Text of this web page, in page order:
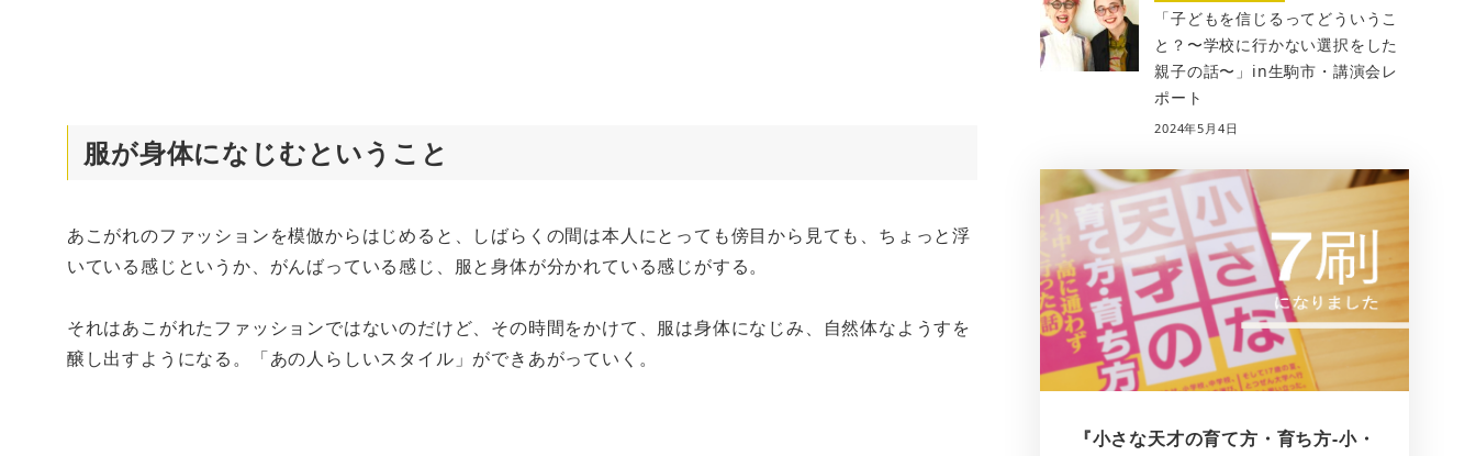
服が身体になじむということ
あこがれのファッションを模倣からはじめると、しばらくの間は本人にとっても傍目から見ても、ちょっと浮
いている感じというか、がんばっている感じ、服と身体が分かれている感じがする。
それはあこがれたファッションではないのだけど、その時間をかけて、服は身体になじみ、自然体なようすを
醸し出すようになる。「あの人らしいスタイル」ができあがっていく。
「子どもを信じるってどういうこ
と？〜学校に行かない選択をした
親子の話〜」in生駒市・講演会レ
ポート
2024年5月4日
『小さな天才の育て方・育ち方-小・